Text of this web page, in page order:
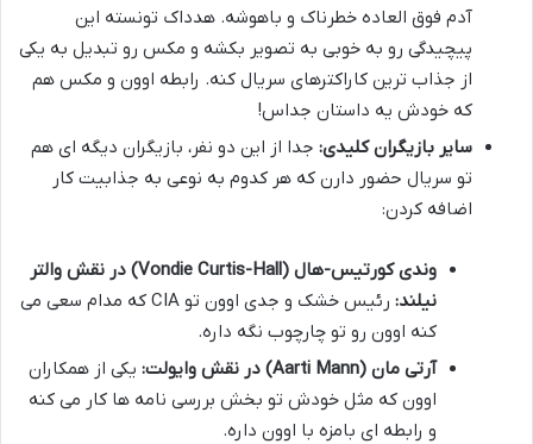
آدم فوق العاده خطرناک و باهوشه. هدداک تونسته این
پیچیدگی رو به خوبی به تصویر بکشه و مکس رو تبدیل به یکی
از جذاب ترین کاراکترهای سریال کنه. رابطه اوون و مکس هم
که خودش یه داستان جداس!
سایر بازیگران کلیدی: جدا از این دو نفر، بازیگران دیگه ای هم
تو سریال حضور دارن که هر کدوم به نوعی به جذابیت کار
اضافه کردن:
وندی کورتیس-هال (Vondie Curtis-Hall) در نقش والتر
نیلند:
رئیس خشک و جدی اوون تو CIA که مدام سعی می
کنه اوون رو تو چارچوب نگه داره.
آرتی مان (Aarti Mann) در نقش وایولت:
یکی از همکاران
اوون که مثل خودش تو بخش بررسی نامه ها کار می کنه
و رابطه ای بامزه با اوون داره.